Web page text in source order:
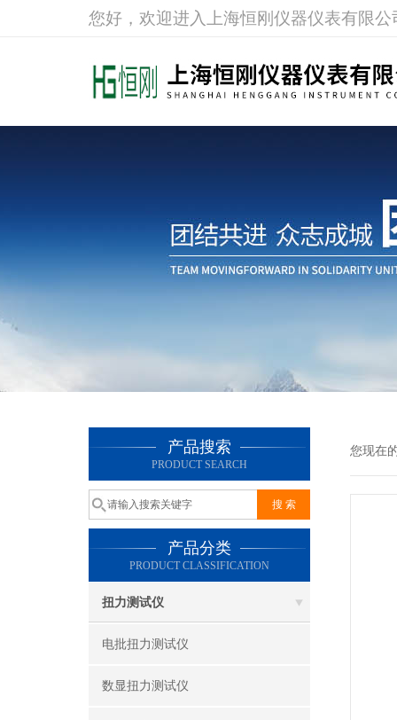
您好，欢迎进入上海恒刚仪器仪表有限公
产品搜索
PRODUCT SEARCH
产品分类
PRODUCT CLASSIFICATION
扭力测试仪
电批扭力测试仪
数显扭力测试仪
您现在